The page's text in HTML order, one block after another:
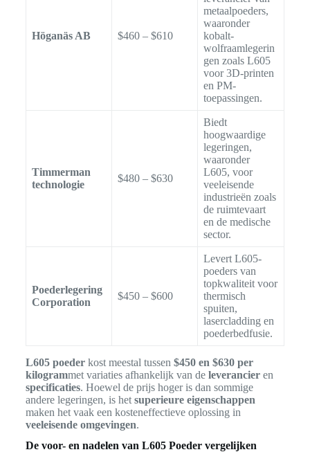
Höganäs AB $460 – $610
metaalpoeders,
waaronder
kobalt-
wolfraamlegerin
gen zoals L605
voor 3D-printen
en PM-
toepassingen.
Timmerman
technologie
$480 – $630
Biedt
hoogwaardige
legeringen,
waaronder
L605, voor
veeleisende
industrieën zoals
de ruimtevaart
en de medische
sector.
Poederlegering
Corporation
$450 – $600
Levert L605-
poeders van
topkwaliteit voor
thermisch
spuiten,
lasercladding en
poederbedfusie.
L605 poederkost meestal tussen $450 en $630 per
kilogrammet variaties afhankelijk van de leverancieren
specificaties. Hoewel de prijs hoger is dan sommige
andere legeringen, is het superieure eigenschappen
maken het vaak een kosteneffectieve oplossing in
veeleisende omgevingen.
De voor- en nadelen van L605 Poeder vergelijken